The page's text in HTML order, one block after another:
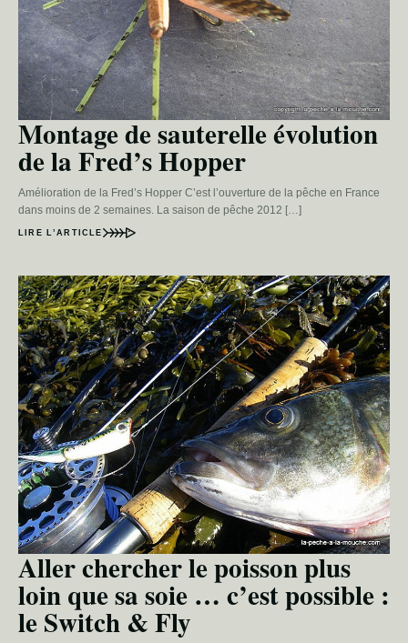
Montage de sauterelle évolution
de la Fred’s Hopper
Amélioration de la Fred’s Hopper C’est l’ouverture de la pêche en France
dans moins de 2 semaines. La saison de pêche 2012 […]
LIRE L’ARTICLE
Aller chercher le poisson plus
loin que sa soie … c’est possible :
le Switch & Fly